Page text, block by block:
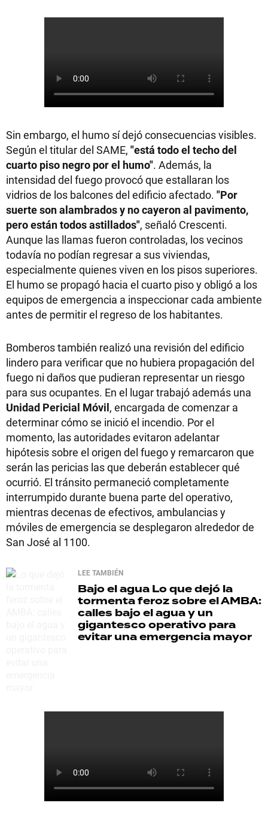
Sin embargo, el humo sí dejó consecuencias visibles.
Según el titular del SAME, "está todo el techo del
cuarto piso negro por el humo". Además, la
intensidad del fuego provocó que estallaran los
vidrios de los balcones del edificio afectado. "Por
suerte son alambrados y no cayeron al pavimento,
pero están todos astillados", señaló Crescenti.
Aunque las llamas fueron controladas, los vecinos
todavía no podían regresar a sus viviendas,
especialmente quienes viven en los pisos superiores.
El humo se propagó hacia el cuarto piso y obligó a los
equipos de emergencia a inspeccionar cada ambiente
antes de permitir el regreso de los habitantes.
Bomberos también realizó una revisión del edificio
lindero para verificar que no hubiera propagación del
fuego ni daños que pudieran representar un riesgo
para sus ocupantes. En el lugar trabajó además una
Unidad Pericial Móvil, encargada de comenzar a
determinar cómo se inició el incendio. Por el
momento, las autoridades evitaron adelantar
hipótesis sobre el origen del fuego y remarcaron que
serán las pericias las que deberán establecer qué
ocurrió. El tránsito permaneció completamente
interrumpido durante buena parte del operativo,
mientras decenas de efectivos, ambulancias y
móviles de emergencia se desplegaron alrededor de
San José al 1100.
LEE TAMBIÉN
Bajo el agua Lo que dejó la
tormenta feroz sobre el AMBA:
calles bajo el agua y un
gigantesco operativo para
evitar una emergencia mayor